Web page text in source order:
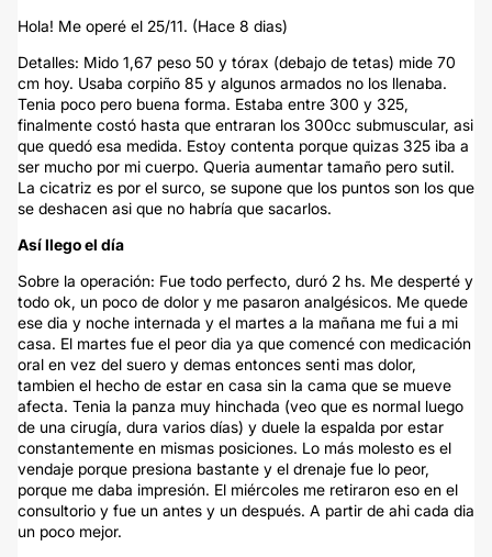
Hola! Me operé el 25/11. (Hace 8 dias)
Detalles: Mido 1,67 peso 50 y tórax (debajo de tetas) mide 70
cm hoy. Usaba corpiño 85 y algunos armados no los llenaba.
Tenia poco pero buena forma. Estaba entre 300 y 325,
finalmente costó hasta que entraran los 300cc submuscular, asi
que quedó esa medida. Estoy contenta porque quizas 325 iba a
ser mucho por mi cuerpo. Queria aumentar tamaño pero sutil.
La cicatriz es por el surco, se supone que los puntos son los que
se deshacen asi que no habría que sacarlos.
Así llego el día
Sobre la operación: Fue todo perfecto, duró 2 hs. Me desperté y
todo ok, un poco de dolor y me pasaron analgésicos. Me quede
ese dia y noche internada y el martes a la mañana me fui a mi
casa. El martes fue el peor dia ya que comencé con medicación
oral en vez del suero y demas entonces senti mas dolor,
tambien el hecho de estar en casa sin la cama que se mueve
afecta. Tenia la panza muy hinchada (veo que es normal luego
de una cirugía, dura varios días) y duele la espalda por estar
constantemente en mismas posiciones. Lo más molesto es el
vendaje porque presiona bastante y el drenaje fue lo peor,
porque me daba impresión. El miércoles me retiraron eso en el
consultorio y fue un antes y un después. A partir de ahi cada dia
un poco mejor.